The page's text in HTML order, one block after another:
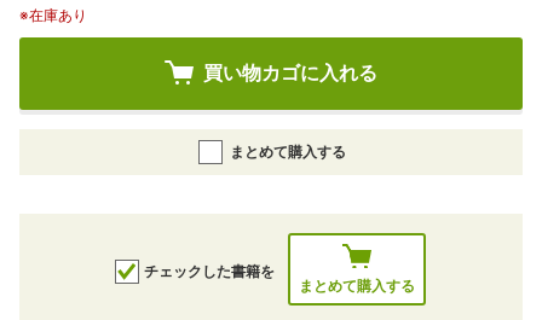
※在庫あり
買い物カゴに入れる
まとめて購入する
チェックした書籍を
まとめて購入する